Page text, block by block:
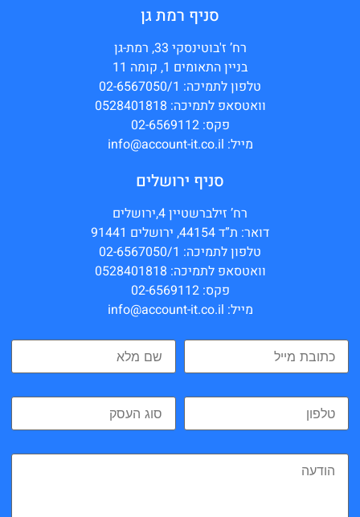
סניף רמת גן
רח’ ז'בוטינסקי 33, רמת-גן
בניין התאומים 1, קומה 11
טלפון לתמיכה: 02-6567050/1
וואטסאפ לתמיכה: 0528401818
פקס: 02-6569112
מייל: info@account-it.co.il
סניף ירושלים
רח’ זילברשטיין 4,ירושלים
דואר: ת”ד 44154, ירושלים 91441
טלפון לתמיכה: 02-6567050/1
וואטסאפ לתמיכה: 0528401818
פקס: 02-6569112
מייל: info@account-it.co.il